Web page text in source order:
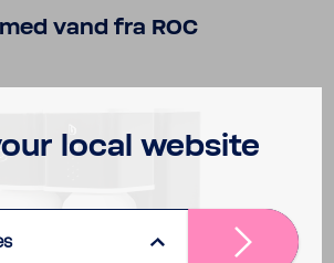
vand fra ROC
local website